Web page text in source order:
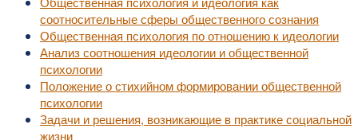
соотносительные сферы общественного сознания
Общественная психология по отношению к идеологии
Анализ соотношения идеологии и общественной
психологии
Положение о стихийном формировании общественной
психологии
Задачи и решения, возникающие в практике социальной
жизни